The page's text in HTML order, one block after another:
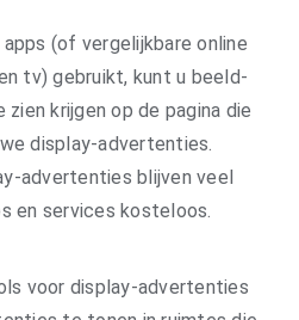
(of vergelijkbare online
tv) gebruikt, kunt u beeld-
krijgen op de pagina die
display-advertenties.
advertenties blijven veel
en services kosteloos.
voor display-advertenties